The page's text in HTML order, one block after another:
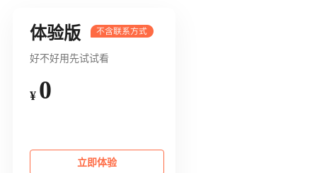
体验版
好不好用先试试看
¥ 0
立即体验